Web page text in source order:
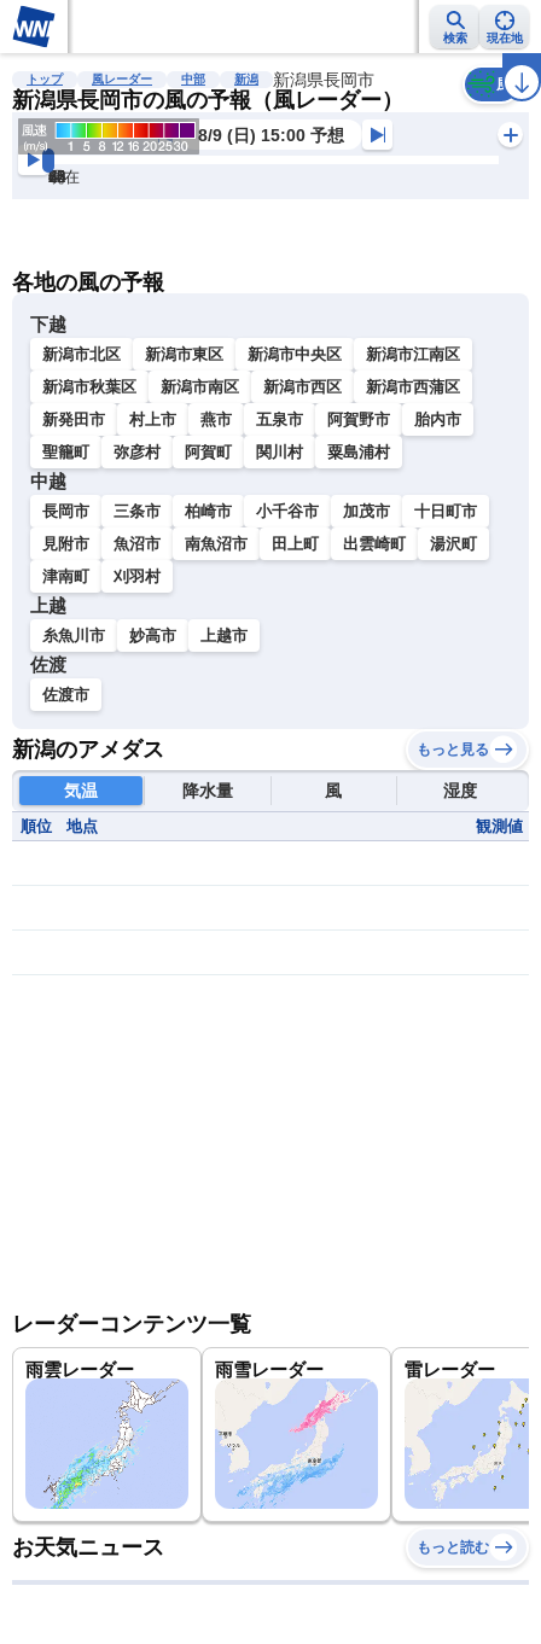
検索 現在地
雨雲レーダー 台風情報 地震情報 警報・注意報 2週間天気 ラ
トップ 風レーダー 中部 新潟 新潟県長岡市
新潟県長岡市の風の予報（風レーダー）
風
8/9 (日) 15:00 予想
現在
6h
12
24
36
48
60
72
各地の風の予報
下越
新潟市北区 新潟市東区 新潟市中央区
新潟市江南区
新潟市秋葉区
新潟市南区 新潟市西区
新潟市西蒲区
新発田市
村上市 燕市 五泉市 阿賀野市
胎内市
聖籠町
弥彦村 阿賀町 関川村 粟島浦村
中越
長岡市 三条市 柏崎市 小千谷市 加茂市
十日町市
見附市
魚沼市 南魚沼市 田上町 出雲崎町
湯沢町
津南町
刈羽村
上越
糸魚川市 妙高市 上越市
佐渡
佐渡市
新潟のアメダス もっと見る
気温 降水量 風 湿度
順位 地点 観測値
レーダーコンテンツ一覧
雨雲レーダー 雨雪レーダー 雷レーダー
お天気ニュース もっと読む